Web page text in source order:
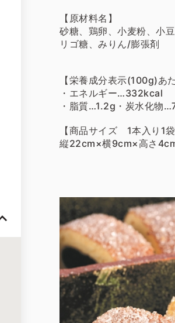
【原材料名】
砂糖、鶏卵、小麦粉、小
リゴ糖、みりん/膨張剤
【栄養成分表示(100g)あた
・エネルギー…332kcal
・脂質…1.2g・炭水化物
【商品サイズ 1本入り1袋
縦22cm×横9cm×高さ